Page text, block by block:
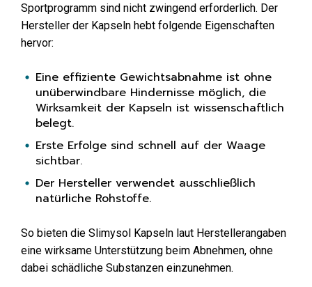
Sportprogramm sind nicht zwingend erforderlich. Der
Hersteller der Kapseln hebt folgende Eigenschaften
hervor:
Eine effiziente Gewichtsabnahme ist ohne
unüberwindbare Hindernisse möglich, die
Wirksamkeit der Kapseln ist wissenschaftlich
belegt.
Erste Erfolge sind schnell auf der Waage
sichtbar.
Der Hersteller verwendet ausschließlich
natürliche Rohstoffe.
So bieten die Slimysol Kapseln laut Herstellerangaben
eine wirksame Unterstützung beim Abnehmen, ohne
dabei schädliche Substanzen einzunehmen.